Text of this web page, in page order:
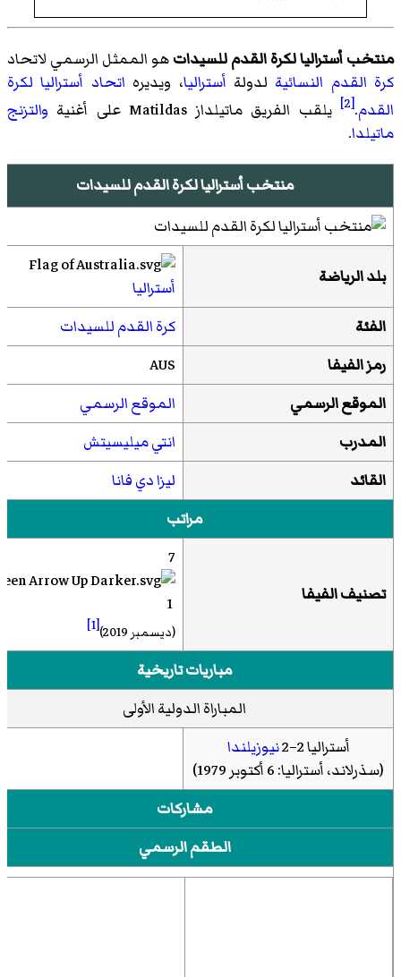
منتخب أستراليا لكرة القدم للسيداتهو الممثل الرسمي لاتحاد
كرة القدم النسائية لدولة أستراليا، ويديره اتحاد أستراليا لكرة
القدم.
[2] يلقب الفريق ماتيلداز Matildas على أغنية
والتزنج
ماتيلدا.
منتخب أستراليا لكرة القدم للسيدات
بلد الرياضة
أستراليا
الفئة
كرة القدم للسيدات
رمز الفيفا
AUS
الموقع الرسمي
الموقع الرسمي
المدرب
انتي ميليسيتش
القائد
ليزا دي فانا
مراتب
تصنيف الفيفا
7
(ديسمبر 2019) [1]
مباريات تاريخية
المباراة الدولية الأولى
أستراليا
نيوزيلندا
(سذرلاند، أستراليا: 6 أكتوبر 1979)
مشاركات
الطقم الرسمي